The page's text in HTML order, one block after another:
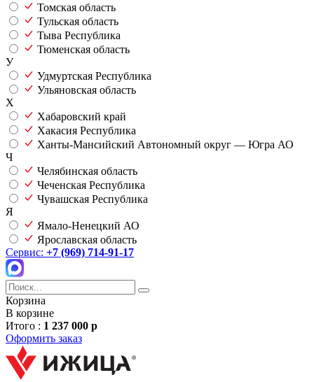
Томская область
Тульская область
Тыва Республика
Тюменская область
У
Удмуртская Республика
Ульяновская область
Х
Хабаровский край
Хакасия Республика
Ханты-Мансийский Автономный округ — Югра АО
Ч
Челябинская область
Чеченская Республика
Чувашская Республика
Я
Ямало-Ненецкий АО
Ярославская область
Сервис: +7 (969) 714-91-17
Корзина
В корзине
Итого : 1 237 000 р
Оформить заказ